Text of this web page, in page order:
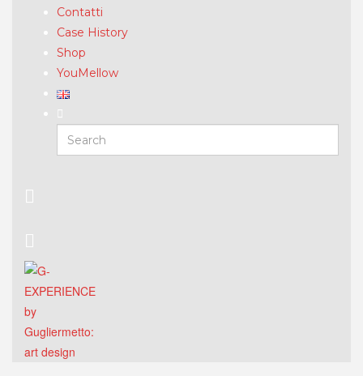
Contatti
Case History
Shop
YouMellow